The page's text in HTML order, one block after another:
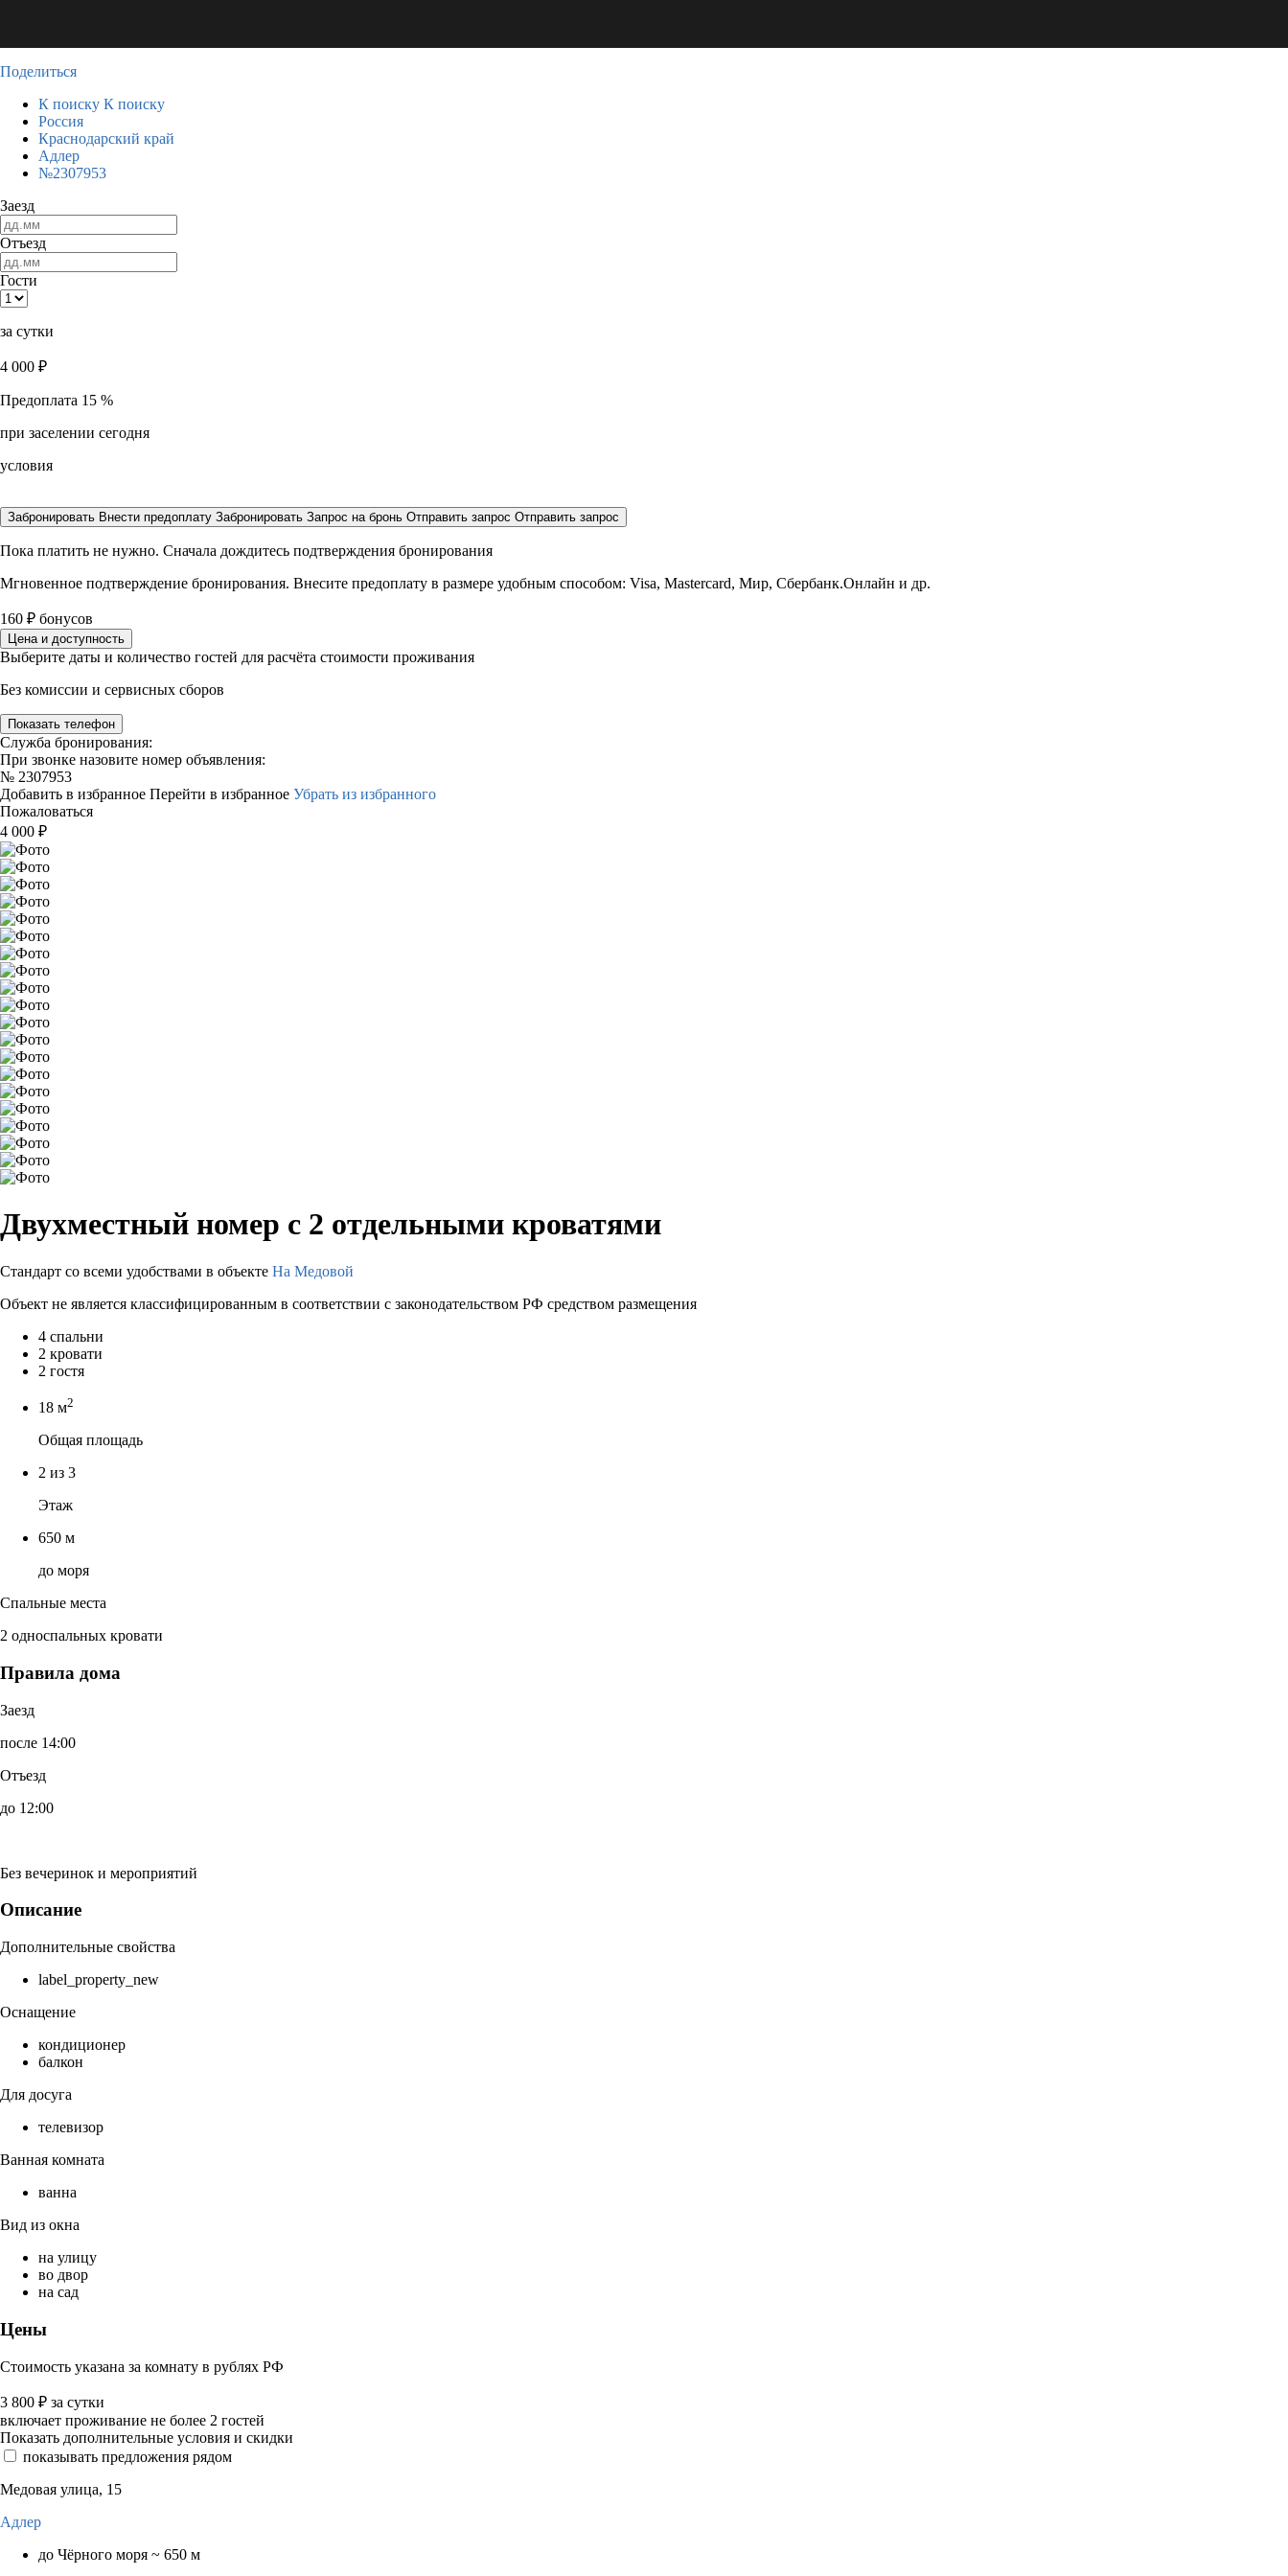
Поделиться
К поиску К поиску
Россия
Краснодарский край
Адлер
№2307953
Заезд
Отъезд
Гости
за сутки
4 000 ₽
Предоплата 15 %
при заселении сегодня
условия
Забронировать Внести предоплату Забронировать Запрос на бронь Отправить запрос Отправить запрос
Пока платить не нужно. Сначала дождитесь подтверждения бронирования
Мгновенное подтверждение бронирования. Внесите предоплату в размере удобным способом: Visa, Mastercard, Мир, Сбербанк.Онлайн и др.
160 ₽ бонусов
Цена и доступность
Выберите даты и количество гостей для расчёта стоимости проживания
Без комиссии и сервисных сборов
Показать телефон
Служба бронирования:
При звонке назовите номер объявления:
№ 2307953
Добавить в избранное Перейти в избранное Убрать из избранного
Пожаловаться
4 000 ₽
Двухместный номер с 2 отдельными кроватями
Стандарт со всеми удобствами в объекте На Медовой
Объект не является классифицированным в соответствии с законодательством РФ средством размещения
4 спальни
2 кровати
2 гостя
18 м2
Общая площадь
2 из 3
Этаж
650 м
до моря
Спальные места
2 односпальных кровати
Правила дома
Заезд
после 14:00
Отъезд
до 12:00
Без вечеринок и мероприятий
Описание
Дополнительные свойства
label_property_new
Оснащение
кондиционер
балкон
Для досуга
телевизор
Ванная комната
ванна
Вид из окна
на улицу
во двор
на сад
Цены
Стоимость указана за комнату в рублях РФ
3 800 ₽ за сутки
включает проживание не более 2 гостей
Показать дополнительные условия и скидки
показывать предложения рядом
Медовая улица, 15
Адлер
до Чёрного моря ~ 650 м